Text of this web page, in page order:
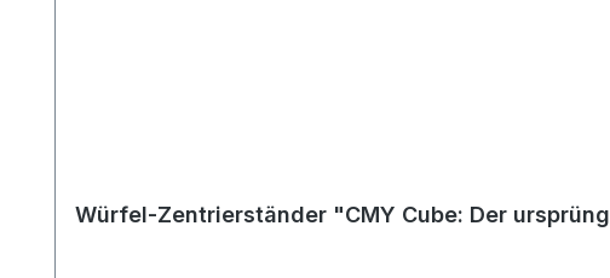
Würfel-Zentrierständer "CMY Cube: Der